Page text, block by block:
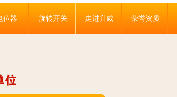
位器 旋转开关 走进升威 荣誉资质